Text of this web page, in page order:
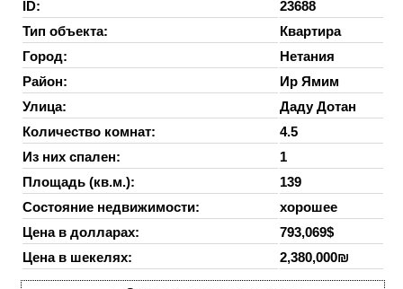
ID:
23688
Тип объекта:
Квартира
Город:
Нетания
Район:
Ир Ямим
Улица:
Даду Дотан
Количество комнат:
4.5
Из них спален:
1
Площадь (кв.м.):
139
Состояние недвижимости:
хорошее
Цена в долларах:
793,069$
Цена в шекелях:
2,380,000₪